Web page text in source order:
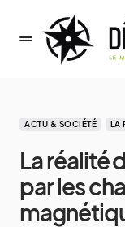
ACTU & SOCIÉTÉ LA
La réalité
par les